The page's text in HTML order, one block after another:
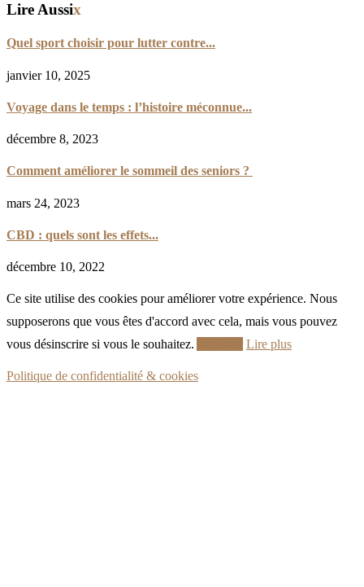
Lire Aussix
Quel sport choisir pour lutter contre...
janvier 10, 2025
Voyage dans le temps : l’histoire méconnue...
décembre 8, 2023
Comment améliorer le sommeil des seniors ?
mars 24, 2023
CBD : quels sont les effets...
décembre 10, 2022
Ce site utilise des cookies pour améliorer votre expérience. Nous
supposerons que vous êtes d'accord avec cela, mais vous pouvez
vous désinscrire si vous le souhaitez.
Lire plus
Politique de confidentialité & cookies